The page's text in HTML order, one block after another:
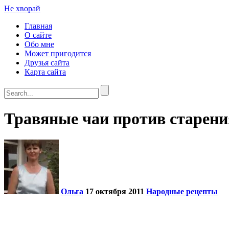
Не хворай
Главная
О сайте
Обо мне
Может пригодится
Друзья сайта
Карта сайта
Травяные чаи против
Ольга 17 октября 2011 Народные рецепты